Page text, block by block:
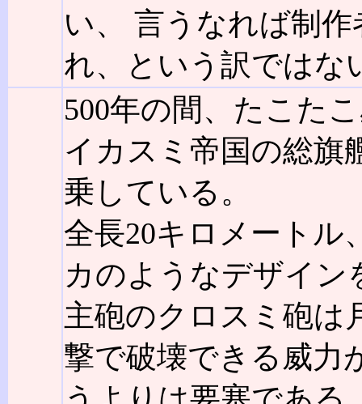
い、 言うなれば制
れ、という訳ではな
500年の間、たこた
イカスミ帝国の総旗
乗している。
全長20キロメートル
カのようなデザイン
主砲のクロスミ砲は
撃で破壊できる威力